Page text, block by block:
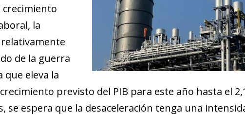
crecimiento
la
de la guerra
que eleva la
previsto del PIB para este año hasta el
espera que la desaceleración tenga una